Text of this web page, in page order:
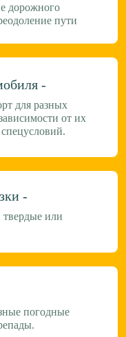
дорожного
пути
-
для разных
от их
-
твердые или
погодные